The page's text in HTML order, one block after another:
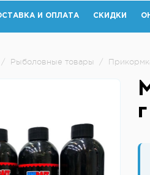
И ОПЛАТА СКИДКИ
/ Рыболовные товары /
г